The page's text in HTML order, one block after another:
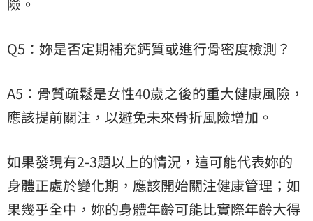
Q5：妳是否定期補充鈣質或進行骨密度檢測？
A5：骨質疏鬆是女性40歲之後的重大健康風險，
應該提前關注，以避免未來骨折風險增加。
如果發現有2-3題以上的情況，這可能代表妳的
身體正處於變化期，應該開始關注健康管理；如
果幾乎全中，妳的身體年齡可能比實際年齡大得